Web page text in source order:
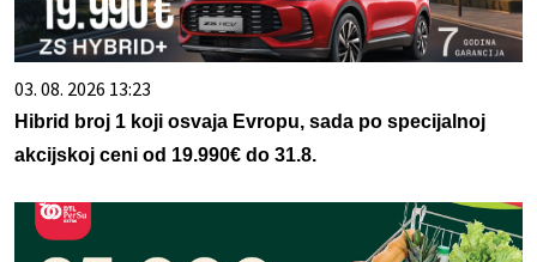
03. 08. 2026 13:23
Hibrid broj 1 koji osvaja Evropu, sada po specijalnoj
akcijskoj ceni od 19.990€ do 31.8.